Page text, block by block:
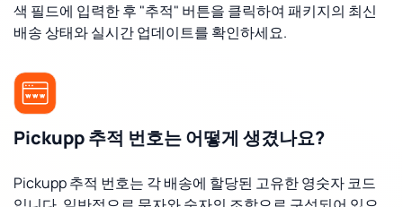
색 필드에 입력한 후 "추적" 버튼을 클릭하여 패키지의 최신
배송 상태와 실시간 업데이트를 확인하세요.
Pickupp 추적 번호는 어떻게 생겼나요?
Pickupp 추적 번호는 각 배송에 할당된 고유한 영숫자 코드